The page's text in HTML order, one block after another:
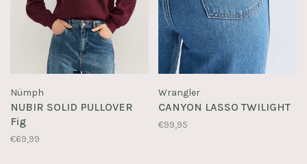
Nümph
NUBIR SOLID PULLOVER
Fig
€69,99
Wrangler
CANYON LASSO TWILIGHT
€99,95